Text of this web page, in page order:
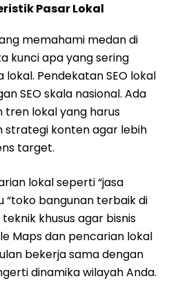
Pasar Lokal
memahami medan di
kunci apa yang sering
Pendekatan SEO lokal
SEO skala nasional. Ada
tren lokal yang harus
strategi konten agar lebih
target.
lokal seperti “jasa
“toko bangunan terbaik di
khusus agar bisnis
Maps dan pencarian lokal
bekerja sama dengan
dinamika wilayah Anda.